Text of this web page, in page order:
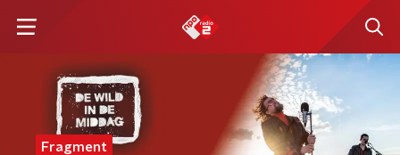
Fragment